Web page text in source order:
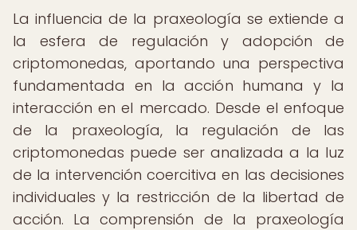
La influencia de la praxeología se extiende a
la esfera de regulación y adopción de
criptomonedas, aportando una perspectiva
fundamentada en la acción humana y la
interacción en el mercado. Desde el enfoque
de la praxeología, la regulación de las
criptomonedas puede ser analizada a la luz
de la intervención coercitiva en las decisiones
individuales y la restricción de la libertad de
acción. La comprensión de la praxeología